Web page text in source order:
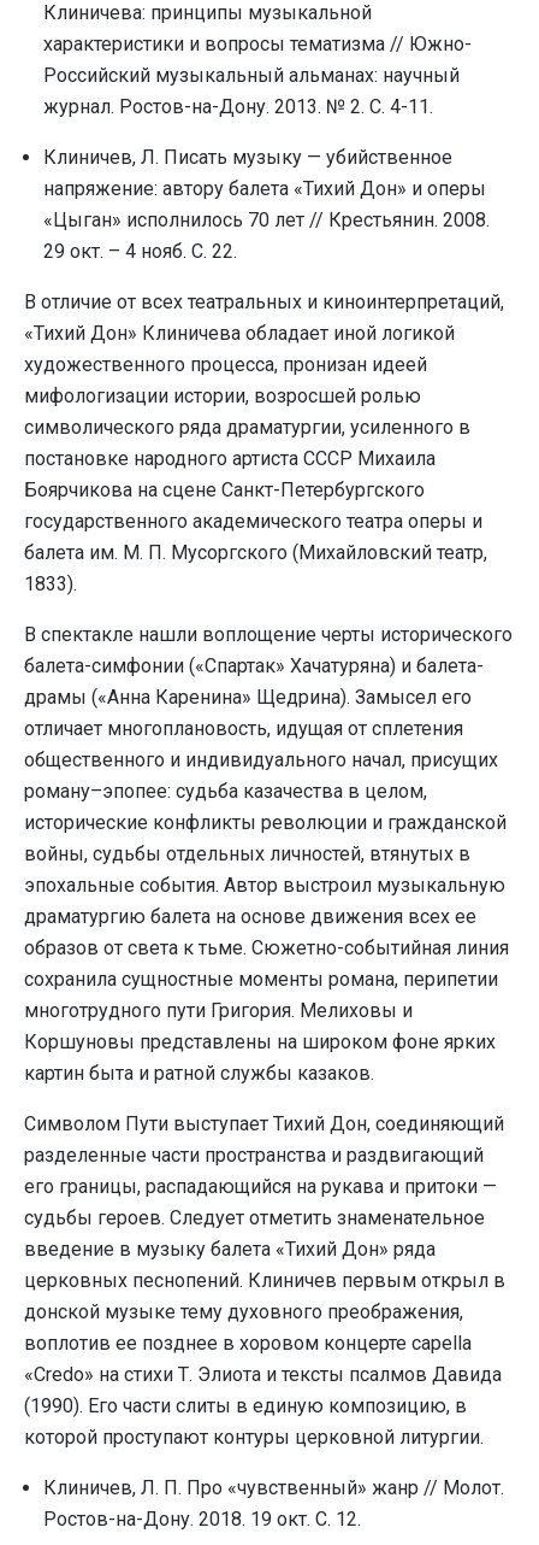
Клиничева: принципы музыкальной
характеристики и вопросы тематизма // Южно-
Российский музыкальный альманах: научный
журнал. Ростов-на-Дону. 2013. № 2. С. 4-11.
Клиничев, Л. Писать музыку — убийственное
напряжение: автору балета «Тихий Дон» и оперы
«Цыган» исполнилось 70 лет // Крестьянин. 2008.
29 окт. – 4 нояб. С. 22.
В отличие от всех театральных и киноинтерпретаций,
«Тихий Дон» Клиничева обладает иной логикой
художественного процесса, пронизан идеей
мифологизации истории, возросшей ролью
символического ряда драматургии, усиленного в
постановке народного артиста СССР Михаила
Боярчикова на сцене Санкт-Петербургского
государственного академического театра оперы и
балета им. М. П. Мусоргского (Михайловский театр,
1833).
В спектакле нашли воплощение черты исторического
балета-симфонии («Спартак» Хачатуряна) и балета-
драмы («Анна Каренина» Щедрина). Замысел его
отличает многоплановость, идущая от сплетения
общественного и индивидуального начал, присущих
роману–эпопее: судьба казачества в целом,
исторические конфликты революции и гражданской
войны, судьбы отдельных личностей, втянутых в
эпохальные события. Автор выстроил музыкальную
драматургию балета на основе движения всех ее
образов от света к тьме. Сюжетно-событийная линия
сохранила сущностные моменты романа, перипетии
многотрудного пути Григория. Мелиховы и
Коршуновы представлены на широком фоне ярких
картин быта и ратной службы казаков.
Символом Пути выступает Тихий Дон, соединяющий
разделенные части пространства и раздвигающий
его границы, распадающийся на рукава и притоки —
судьбы героев. Следует отметить знаменательное
введение в музыку балета «Тихий Дон» ряда
церковных песнопений. Клиничев первым открыл в
донской музыке тему духовного преображения,
воплотив ее позднее в хоровом концерте capella
«Credo» на стихи Т. Элиота и тексты псалмов Давида
(1990). Его части слиты в единую композицию, в
которой проступают контуры церковной литургии.
Клиничев, Л. П. Про «чувственный» жанр // Молот.
Ростов-на-Дону. 2018. 19 окт. С. 12.